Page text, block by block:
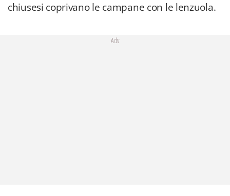
chiusesi coprivano le campane con le lenzuola.
Adv